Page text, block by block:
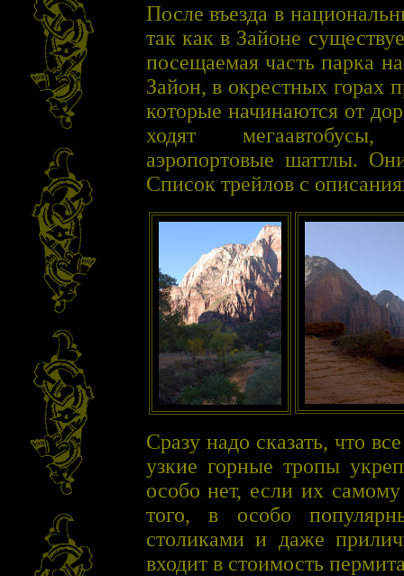
После въезда в
так как в Зайоне
посещаемая часть парка
Зайон, в окрестных горах
которые начинаются от
ходят
аэропортовые шаттлы.
Список трейлов с
Сразу надо сказать, что
узкие горные тропы
особо нет, если их
того, в особо
столиками и даже
входит в стоимость